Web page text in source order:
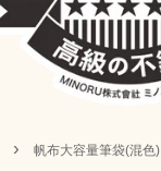
› 帆布大容量筆袋(混色)